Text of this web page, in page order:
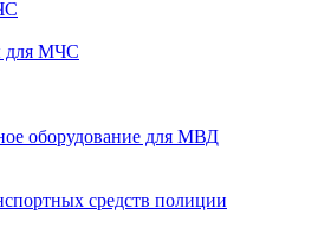
для МЧС
оборудование для МВД
средств полиции